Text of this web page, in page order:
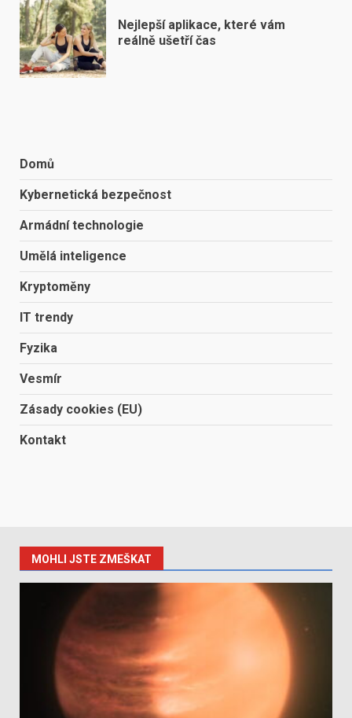
Nejlepší aplikace, které vám
reálně ušetří čas
Domů
Kybernetická bezpečnost
Armádní technologie
Umělá inteligence
Kryptoměny
IT trendy
Fyzika
Vesmír
Zásady cookies (EU)
Kontakt
MOHLI JSTE ZMEŠKAT